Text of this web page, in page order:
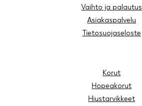
Vaihto ja palautus
Asiakaspalvelu
Tietosuojaseloste
Korut
Hopeakorut
Hiustarvikkeet